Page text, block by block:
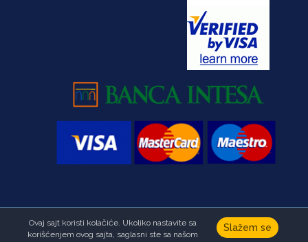
Copyright © Fondacija Ana i Vlade Divac.Sva prava zadržana
Developed byHALO Creative Team
Slažem se
Ovaj sajt koristi kolačiće. Ukoliko nastavite sa
korišćenjem ovog sajta, saglasni ste sa našom